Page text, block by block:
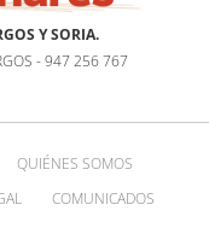
Y SORIA.
- 947 256 767
QUIÉNES SOMOS
COMUNICADOS